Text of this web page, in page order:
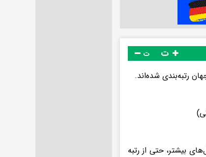
ت
رتبه‌بندی شده‌اند.
مدال‌های بیشتر، حتی از رتبه